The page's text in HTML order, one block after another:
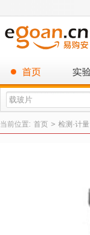
当前位置: 首页 > 检测·计量